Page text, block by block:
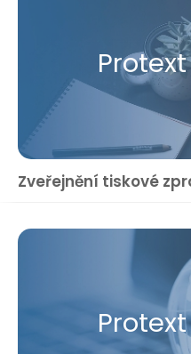
Protext
Zveřejnění tiskové